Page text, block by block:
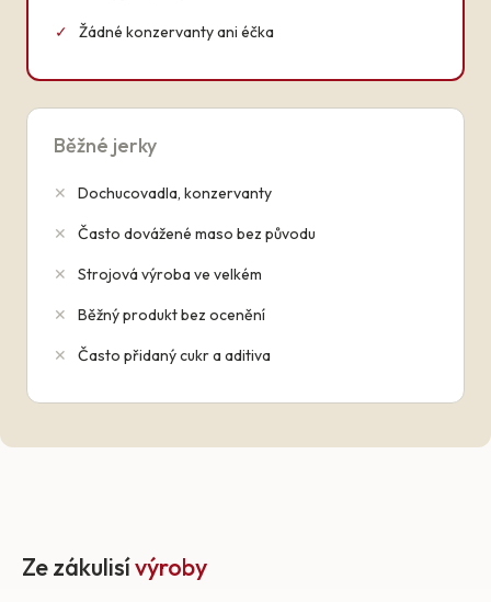
✓ Žádné konzervanty ani éčka
Běžné jerky
✕ Dochucovadla, konzervanty
✕ Často dovážené maso bez původu
✕ Strojová výroba ve velkém
✕ Běžný produkt bez ocenění
✕ Často přidaný cukr a aditiva
Ze zákulisívýroby